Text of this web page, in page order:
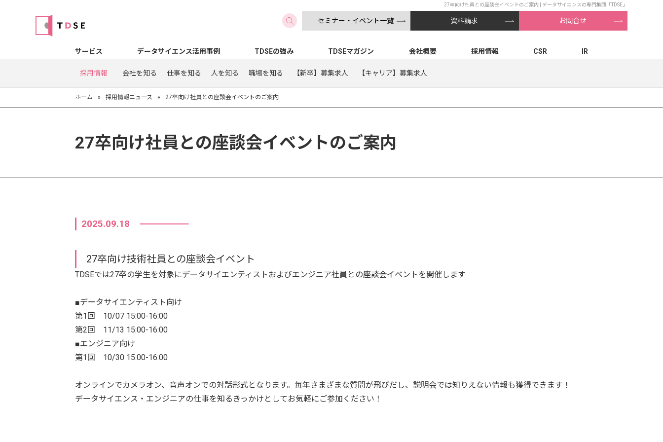
27卒向け社員との座談会イベントのご案内 | データサイエンスの専門集団「TDSE」
セミナー・イベント一覧 資料請求 お問合せ
サービス データサイエンス活用事例 TDSEの強み TDSEマガジン 会社概要 採用情報 CSR IR
採用情報 会社を知る 仕事を知る 人を知る 職場を知る 【新卒】募集求人 【キャリア】募集求人
ホーム » 採用情報ニュース » 27卒向け社員との座談会イベントのご案内
27卒向け社員との座談会イベントのご案内
2025.09.18
27卒向け技術社員との座談会イベント
TDSEでは27卒の学生を対象にデータサイエンティストおよびエンジニア社員との座談会イベントを開催します
■データサイエンティスト向け
第1回 10/07 15:00-16:00
第2回 11/13 15:00-16:00
■エンジニア向け
第1回 10/30 15:00-16:00
オンラインでカメラオン、音声オンでの対話形式となります。毎年さまざまな質問が飛びだし、説明会では知りえない情報も獲得できます！
データサイエンス・エンジニアの仕事を知るきっかけとしてお気軽にご参加ください！